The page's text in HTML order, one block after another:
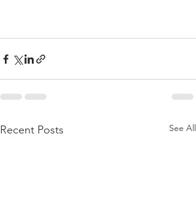
Recent Posts See All